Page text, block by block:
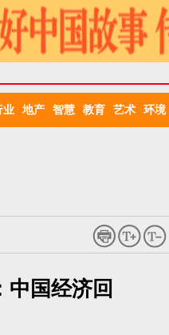
业 地产 智慧 教育 艺术 环境
中国经济回